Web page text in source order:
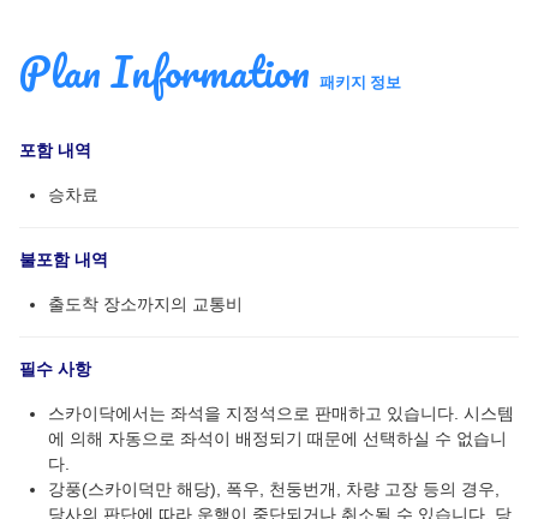
Plan Information 패키지 정보
포함 내역
승차료
불포함 내역
출도착 장소까지의 교통비
필수 사항
스카이닥에서는 좌석을 지정석으로 판매하고 있습니다. 시스템
에 의해 자동으로 좌석이 배정되기 때문에 선택하실 수 없습니
다.
강풍(스카이덕만 해당), 폭우, 천둥번개, 차량 고장 등의 경우,
당사의 판단에 따라 운행이 중단되거나 취소될 수 있습니다. 당